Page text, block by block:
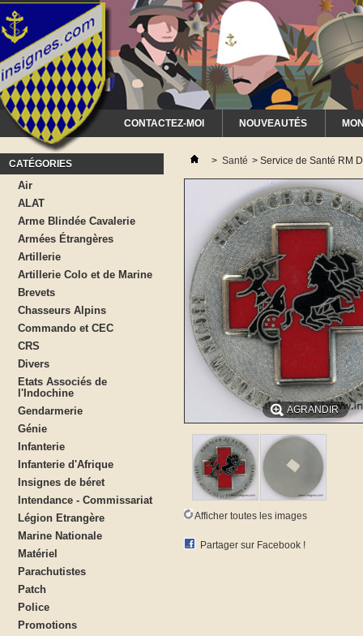
CONTACTEZ-MOI NOUVEAUTÉS
CATÉGORIES
Air
ALAT
Arme Blindée Cavalerie
Armées Étrangères
Artillerie
Artillerie Colo et de Marine
Brevets
Chasseurs Alpins
Commando et CEC
CRS
Divers
Etats Associés de
l'Indochine
Gendarmerie
Génie
Infanterie
Infanterie d'Afrique
Insignes de béret
Intendance - Commissariat
Légion Etrangère
Marine Nationale
Matériel
Parachutistes
Patch
Police
Promotions
> Santé > Service de Santé RM
AGRANDIR
Afficher toutes les images
Partager sur Facebook !